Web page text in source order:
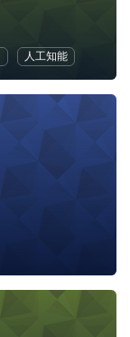
人工知能